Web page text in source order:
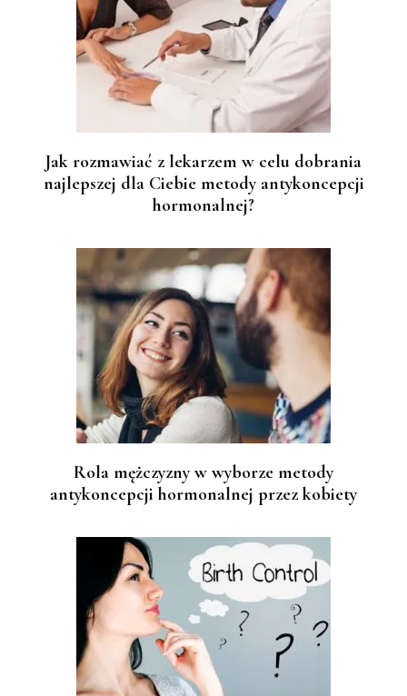
Jak rozmawiać z lekarzem w celu dobrania
najlepszej dla Ciebie metody antykoncepcji
hormonalnej?
Rola mężczyzny w wyborze metody
antykoncepcji hormonalnej przez kobiety